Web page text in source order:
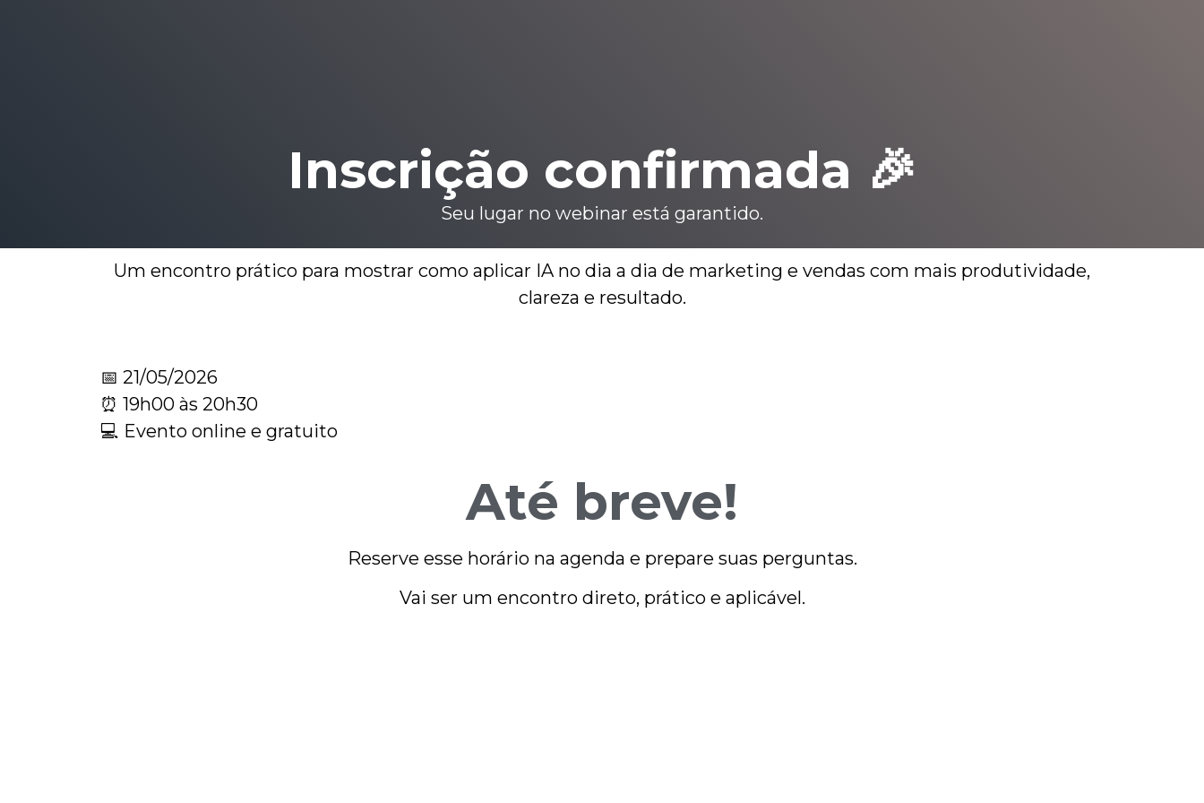
Inscrição confirmada 🎉
Seu lugar no webinar está garantido.
Um encontro prático para mostrar como aplicar IA no dia a dia de marketing e vendas com mais produtividade,
clareza e resultado.
📅 21/05/2026
⏰ 19h00 às 20h30
💻 Evento online e gratuito
Até breve!
Reserve esse horário na agenda e prepare suas perguntas.
Vai ser um encontro direto, prático e aplicável.